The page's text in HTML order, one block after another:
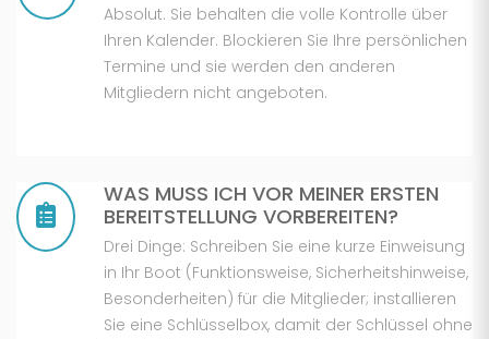
Absolut. Sie behalten die volle Kontrolle über
Ihren Kalender. Blockieren Sie Ihre persönlichen
Termine und sie werden den anderen
Mitgliedern nicht angeboten.
WAS MUSS ICH VOR MEINER ERSTEN
BEREITSTELLUNG VORBEREITEN?
Drei Dinge: Schreiben Sie eine kurze Einweisung
in Ihr Boot (Funktionsweise, Sicherheitshinweise,
Besonderheiten) für die Mitglieder; installieren
Sie eine Schlüsselbox, damit der Schlüssel ohne